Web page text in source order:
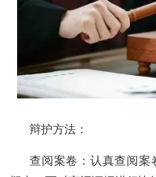
辩护方法：
查阅案卷：认真查阅案